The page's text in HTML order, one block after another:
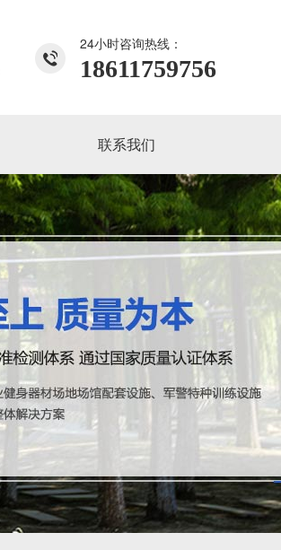
24小时咨询热线：
18611759756
联系我们